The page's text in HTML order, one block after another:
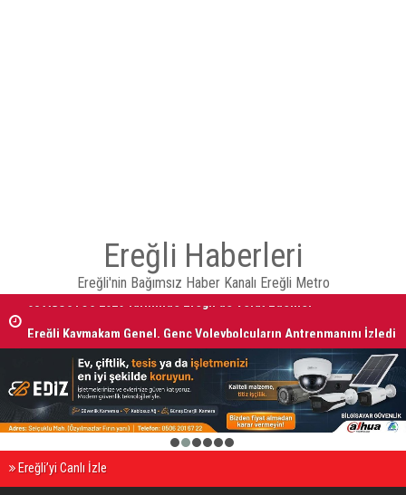
Ereğli Haberleri
Ereğli'nin Bağımsız Haber Kanalı Ereğli Metro
2 3 4 5 6
Ereğli’yi Canlı İzle